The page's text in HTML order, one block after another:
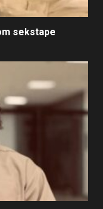
sekstape